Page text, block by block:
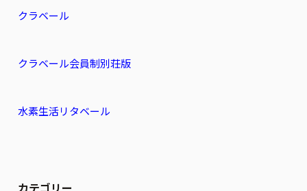
クラベール
クラベール会員制別荘版
水素生活リタベール